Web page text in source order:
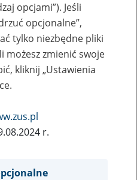
- zakładanie profili
firmy
opcjami”). Jeśli
opcjonalne”,
tylko niezbędne pliki
możesz zmienić swoje
kliknij „Ustawienia
r.